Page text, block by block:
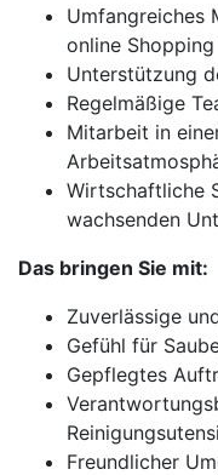
Umfangreiches
online
Unterstützung
Regelmäßige
Mitarbeit in
Wirtschaftliche
wachsenden
Das bringen Sie mit:
Zuverlässige
Gefühl für
Gepflegtes
Freundlicher